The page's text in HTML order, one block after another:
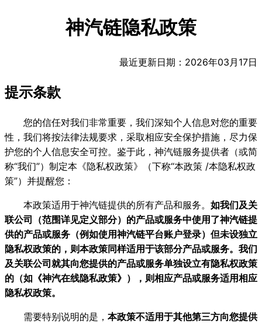
神汽链隐私政策
最近更新日期：2026年03月17日
提示条款
您的信任对我们非常重要，我们深知个人信息对您的重要
性，我们将按法律法规要求，采取相应安全保护措施，尽力保
护您的个人信息安全可控。鉴于此，神汽链服务提供者（或简
称“我们”）制定本《隐私权政策》（下称“本政策 /本隐私权政
策”）并提醒您：
本政策适用于神汽链提供的所有产品和服务。 如我们及关
联公司（范围详见定义部分）的产品或服务中使用了神汽链提
供的产品或服务（例如使用神汽链平台账户登录）但未设独立
隐私权政策的，则本政策同样适用于该部分产品或服务。我们
及关联公司就其向您提供的产品或服务单独设立有隐私权政策
的（如《神汽在线隐私政策》），则相应产品或服务适用相应
隐私权政策。
需要特别说明的是， 本政策不适用于其他第三方向您提供